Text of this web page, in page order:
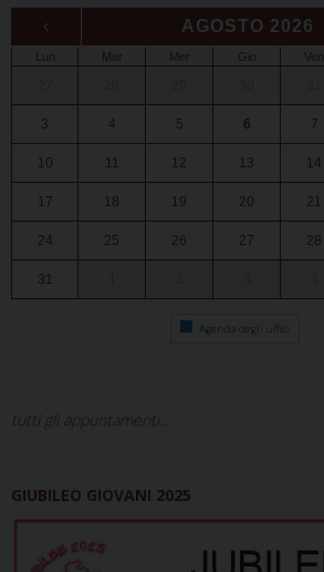
‹ AGOSTO 2026
Lun Mar Mer Gio Ven
3 4 5 6 7
10 11 12 13 14
17 18 19 20 21
24 25 26 27 28
31
Agenda degli uffici
tutti gli appuntamenti...
GIUBILEO GIOVANI 2025